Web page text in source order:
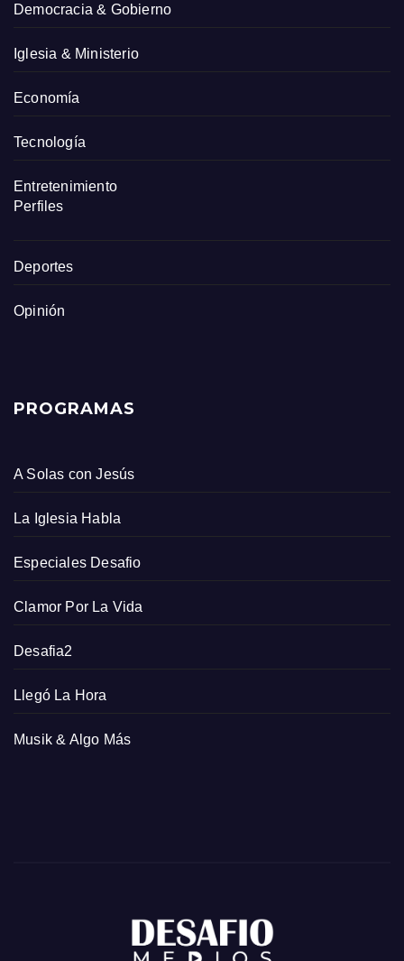
Democracia & Gobierno
Iglesia & Ministerio
Economía
Tecnología
Entretenimiento
Perfiles
Deportes
Opinión
PROGRAMAS
A Solas con Jesús
La Iglesia Habla
Especiales Desafio
Clamor Por La Vida
Desafia2
Llegó La Hora
Musik & Algo Más